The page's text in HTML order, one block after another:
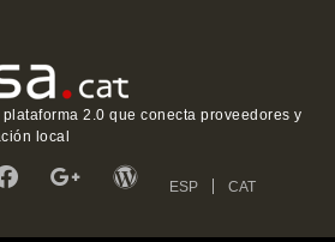
plataforma 2.0 que conecta proveedores y
local
ESP CAT